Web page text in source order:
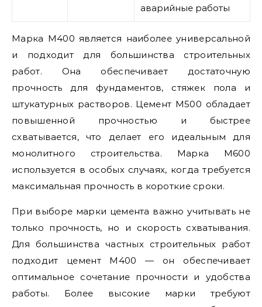
аварийные работы
Марка М400 является наиболее универсальной
и подходит для большинства строительных
работ. Она обеспечивает достаточную
прочность для фундаментов, стяжек пола и
штукатурных растворов. Цемент М500 обладает
повышенной прочностью и быстрее
схватывается, что делает его идеальным для
монолитного строительства. Марка М600
используется в особых случаях, когда требуется
максимальная прочность в короткие сроки.
При выборе марки цемента важно учитывать не
только прочность, но и скорость схватывания.
Для большинства частных строительных работ
подходит цемент М400 — он обеспечивает
оптимальное сочетание прочности и удобства
работы. Более высокие марки требуют